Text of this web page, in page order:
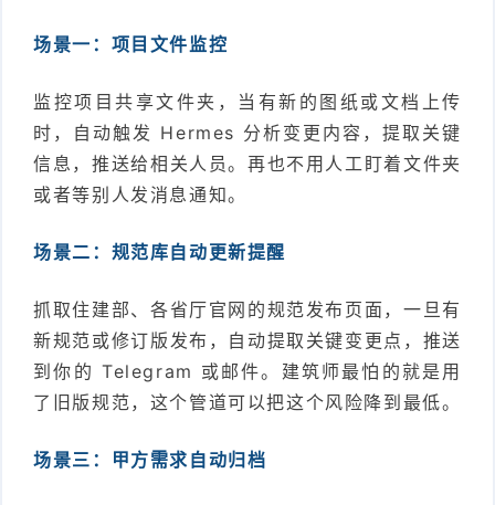
场景一：项目文件监控
监控项目共享文件夹，当有新的图纸或文档上传
时，自动触发 Hermes 分析变更内容，提取关键
信息，推送给相关人员。再也不用人工盯着文件夹
或者等别人发消息通知。
场景二：规范库自动更新提醒
抓取住建部、各省厅官网的规范发布页面，一旦有
新规范或修订版发布，自动提取关键变更点，推送
到你的 Telegram 或邮件。建筑师最怕的就是用
了旧版规范，这个管道可以把这个风险降到最低。
场景三：甲方需求自动归档